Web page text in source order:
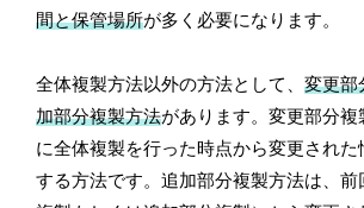
間と保管場所が多く必要になります。
全体複製方法以外の方法として、変更部
加部分複製方法があります。変更部分複
に全体複製を行った時点から変更された
する方法です。追加部分複製方法は、前